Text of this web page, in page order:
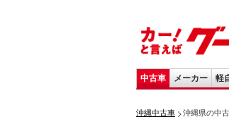
中古車 メーカー 軽
沖縄中古車 沖縄県の中